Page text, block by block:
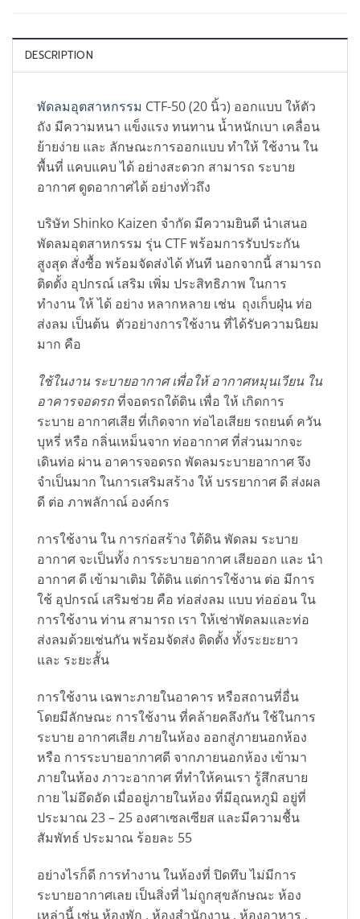
DESCRIPTION
พัดลมอุตสาหกรรม CTF-50 (20 นิ้ว) ออกแบบ ให้ตัว
ถัง มีความหนา แข็งแรง ทนทาน น้ำหนักเบา เคลื่อน
ย้ายง่าย และ ลักษณะการออกแบบ ทำให้ ใช้งาน ใน
พื้นที่ แคบแคบ ได้ อย่างสะดวก สามารถ ระบาย
อากาศ ดูดอากาศได้ อย่างทั่วถึง
บริษัท Shinko Kaizen จำกัด มีความยินดี นำเสนอ
พัดลมอุตสาหกรรม รุ่น CTF พร้อมการรับประกัน
สูงสุด สั่งซื้อ พร้อมจัดส่งได้ ทันที นอกจากนี้ สามารถ
ติดตั้ง อุปกรณ์ เสริม เพิ่ม ประสิทธิภาพ ในการ
ทำงาน ให้ ได้ อย่าง หลากหลาย เช่น ถุงเก็บฝุ่น ท่อ
ส่งลม เป็นต้น ตัวอย่างการใช้งาน ที่ได้รับความนิยม
มาก คือ
ใช้ในงาน ระบายอากาศ เพื่อให้ อากาศหมุนเวียน ใน
อาคารจอดรถที่จอดรถใต้ดิน เพื่อ ให้ เกิดการ
ระบาย อากาศเสีย ที่เกิดจาก ท่อไอเสียย รถยนต์ ควัน
บุหรี่ หรือ กลิ่นเหม็นจาก ท่ออากาศ ที่ส่วนมากจะ
เดินท่อ ผ่าน อาคารจอดรถ พัดลมระบายอากาศ จึง
จำเป็นมาก ในการเสริมสร้าง ให้ บรรยากาศ ดี ส่งผล
ดี ต่อ ภาพลักาณ์ องค์กร
การใช้งาน ใน การก่อสร้าง ใต้ดิน พัดลม ระบาย
อากาศ จะเป็นทั้ง การระบายอากาศ เสียออก และ นำ
อากาศ ดี เข้ามาเติม ใต้ดิน แต่การใช้งาน ต่อ มีการ
ใช้ อุปกรณ์ เสริมช่วย คือ ท่อส่งลม แบบ ท่ออ่อน ใน
การใช้งาน ท่าน สามารถ เรา ให้เช่าพัดลมและท่อ
ส่งลมด้วยเช่นกัน พร้อมจัดส่ง ติดตั้ง ทั้งระยะยาว
และ ระยะสั้น
การใช้งาน เฉพาะภายในอาคาร หรือสถานที่อื่น
โดยมีลักษณะ การใช้งาน ที่คล้ายคลึงกัน ใช้ในการ
ระบาย อากาศเสีย ภายในห้อง ออกสู่ภายนอกห้อง
หรือ การระบายอากาศดี จากภายนอกห้อง เข้ามา
ภายในห้อง ภาวะอากาศ ที่ทำให้คนเรา รู้สึกสบาย
กาย ไม่อึดอัด เมื่ออยู่ภายในห้อง ที่มีอุณหภูมิ อยู่ที่
ประมาณ 23 – 25 องศาเซลเซียส และมีความชื้น
สัมพัทธ์ ประมาณ ร้อยละ 55
อย่างไรก็ดี การทำงาน ในห้องที่ ปิดทึบ ไม่มีการ
ระบายอากาศเลย เป็นสิ่งที่ ไม่ถูกสุขลักษณะ ห้อง
เหล่านี้ เช่น ห้องพัก , ห้องสำนักงาน , ห้องอาหาร ,